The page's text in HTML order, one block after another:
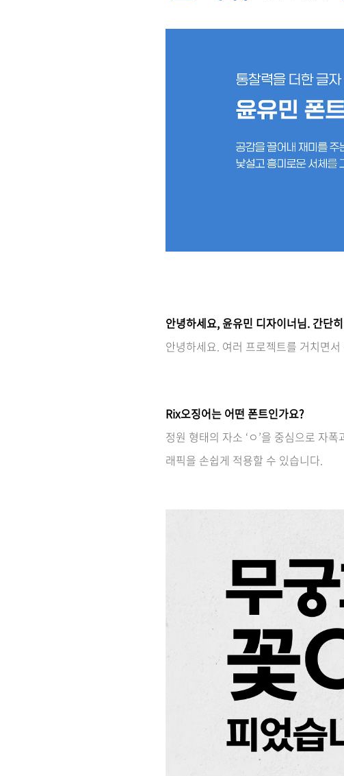
안녕하세요, 윤유민 디자이너님. 간단
안녕하세요. 여러 프로젝트를 거치면
Rix오징어는 어떤 폰트인가요?
정원 형태의 자소 ‘ㅇ’을 중심으로 자
래픽을 손쉽게 적용할 수 있습니다.